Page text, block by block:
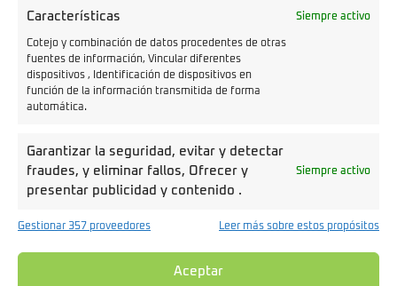
Características Siempre activo
Cotejo y combinación de datos procedentes de otras
fuentes de información, Vincular diferentes
dispositivos , Identificación de dispositivos en
función de la información transmitida de forma
automática.
Garantizar la seguridad, evitar y detectar
fraudes, y eliminar fallos, Ofrecer y
presentar publicidad y contenido .
Siempre activo
Gestionar 357 proveedores Leer más sobre estos propósitos
Aceptar